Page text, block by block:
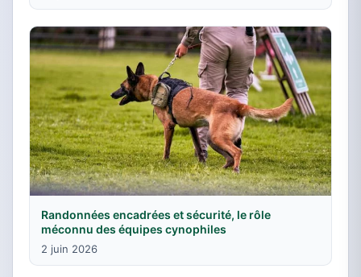
Randonnées encadrées et sécurité, le rôle
méconnu des équipes cynophiles
2 juin 2026